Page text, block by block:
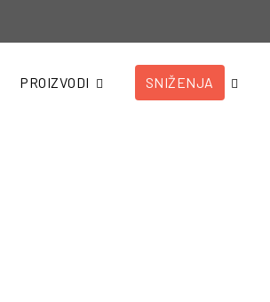
PROIZVODI SNIŽENJA